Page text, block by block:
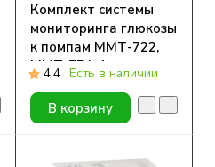
Комплект системы
мониторинга глюкозы
к помпам ММТ-722,
ММТ-754, 1 шт.
4.4 Есть в наличии
В корзину